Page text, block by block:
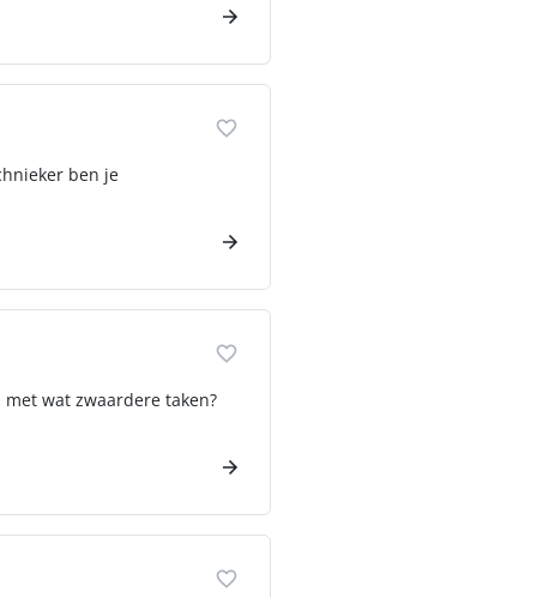
ben je
wat zwaardere taken?